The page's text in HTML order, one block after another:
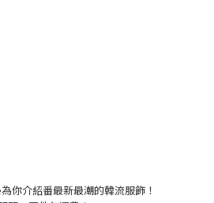
你介紹番最新最潮的韓流服飾！